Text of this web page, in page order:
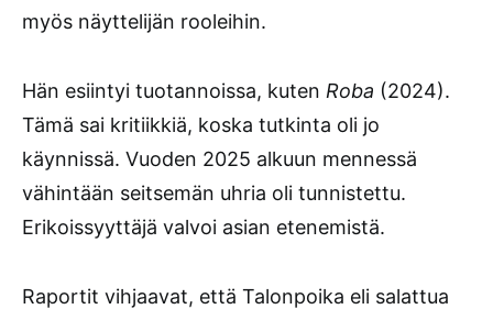
myös näyttelijän rooleihin.
Hän esiintyi tuotannoissa, kuten Roba (2024).
Tämä sai kritiikkiä, koska tutkinta oli jo
käynnissä. Vuoden 2025 alkuun mennessä
vähintään seitsemän uhria oli tunnistettu.
Erikoissyyttäjä valvoi asian etenemistä.
Raportit vihjaavat, että Talonpoika eli salattua